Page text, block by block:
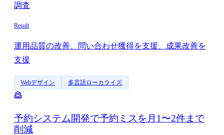
調査
Result
運用品質の改善、問い合わせ獲得を支援、成果改善を
支援
Webデザイン 多言語ローカライズ
予約システム開発で予約ミスを月1〜2件まで
削減